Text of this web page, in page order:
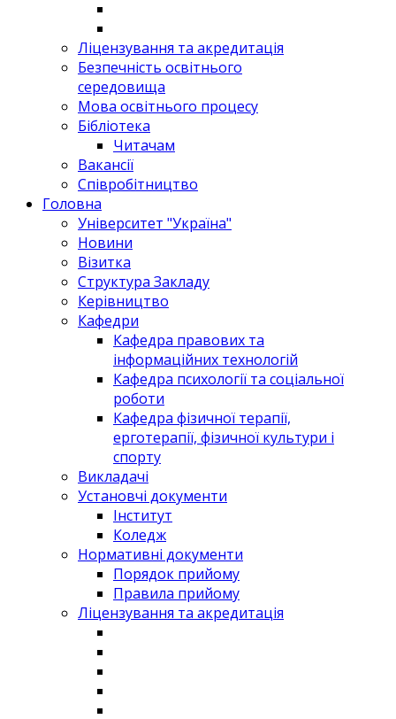
Ліцензування та акредитація
Безпечність освітнього
середовища
Мова освітнього процесу
Бібліотека
Читачам
Вакансії
Співробітництво
Головна
Університет "Україна"
Новини
Візитка
Структура Закладу
Керівництво
Кафедри
Кафедра правових та
інформаційних технологій
Кафедра психології та соціальної
роботи
Кафедра фізичної терапії,
ерготерапії, фізичної культури і
спорту
Викладачі
Установчі документи
Інститут
Коледж
Нормативні документи
Порядок прийому
Правила прийому
Ліцензування та акредитація